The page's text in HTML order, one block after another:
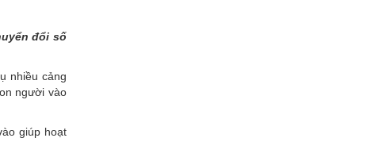
đổi số
nhiều cảng
người vào
giúp hoạt